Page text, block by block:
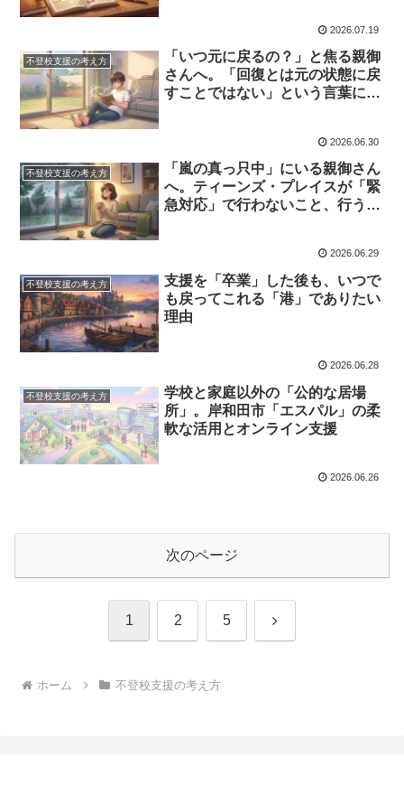
2026.07.19
不登校支援の考え方
「いつ元に戻るの？」と焦る親御
さんへ。「回復とは元の状態に戻
すことではない」という言葉に込
2026.06.30
不登校支援の考え方
「嵐の真っ只中」にいる親御さん
へ。ティーンズ・プレイスが「緊
急対応」で行わないこと、行うこ
2026.06.29
不登校支援の考え方
支援を「卒業」した後も、いつで
も戻ってこれる「港」でありたい
理由
2026.06.28
不登校支援の考え方
学校と家庭以外の「公的な居場
所」。岸和田市「エスパル」の柔
軟な活用とオンライン支援
2026.06.26
次のページ
1 2 5 次
ホーム 不登校支援の考え方